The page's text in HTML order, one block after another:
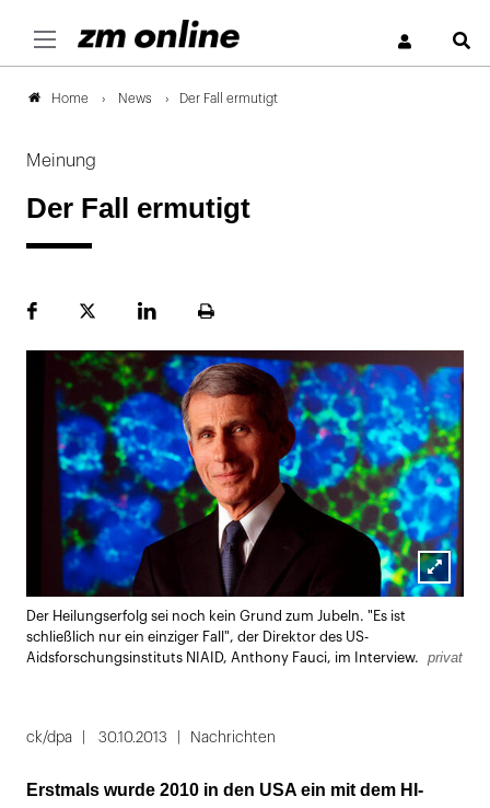
Home News Der Fall ermutigt
Meinung
Der Fall ermutigt
FacebookPlattformLinekdInSeite
Lightbox
Der Heilungserfolg sei noch kein Grund zum Jubeln. "Es ist
schließlich nur ein einziger Fall", der Direktor des US-
Aidsforschungsinstituts NIAID, Anthony Fauci, im Interview.
privat
ck/dpa 30.10.2013 Nachrichten
Erstmals wurde 2010 in den USA ein mit dem HI-